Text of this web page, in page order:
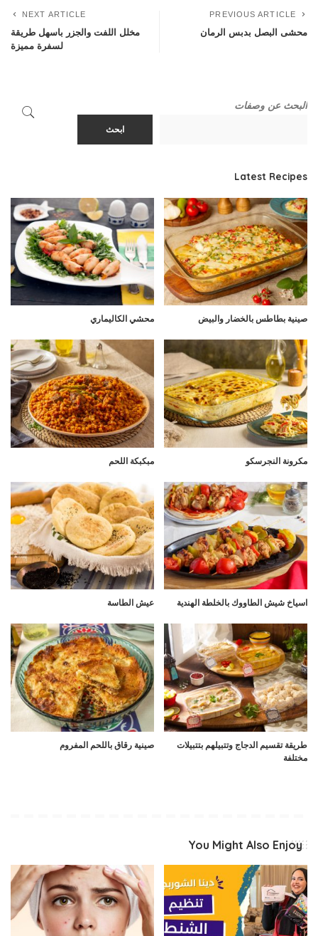
PREVIOUS ARTICLE
محشى البصل بدبس الرمان
NEXT ARTICLE
مخلل اللفت والجزر باسهل طريقة
لسفرة مميزة
البحث عن وصفات
ابحث
Latest Recipes
صينية بطاطس بالخضار والبيض محشي الكاليماري
مكرونة النجرسكو مبكبكة اللحم
اسياخ شيش الطاووك بالخلطة الهندية عيش الطاسة
طريقة تقسيم الدجاج وتتبيلهم بتتبيلات
مختلفة
صينية رقاق باللحم المفروم
You Might Also Enjoy